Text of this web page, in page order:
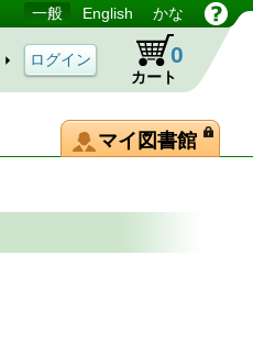
一般 English かな
カート
0
マイ図書館